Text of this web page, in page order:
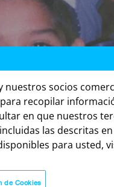
nuestros socios
para recopilar
en que nuestros
las descritas
para usted,
de Cookies